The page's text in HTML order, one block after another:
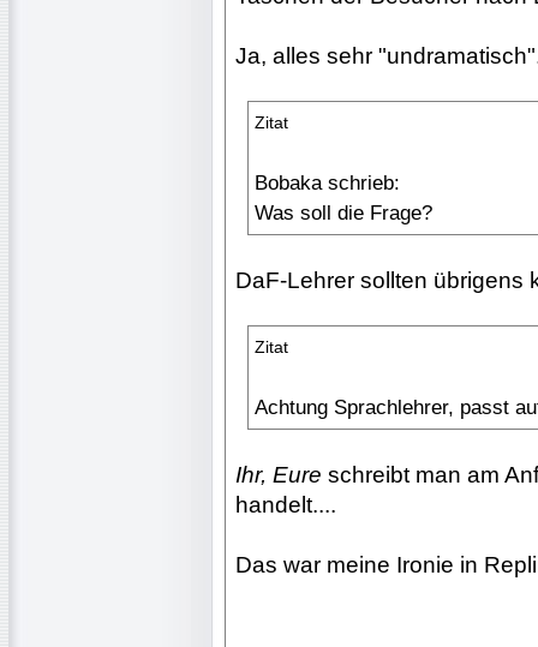
Ja, alles sehr
Zitat
Bobaka schrieb:
Was soll die Frage?
DaF-Lehrer sollten übrigens
Zitat
Achtung Sprachlehrer, passt
Ihr, Eure schreibt man am
handelt....
Das war meine Ironie in